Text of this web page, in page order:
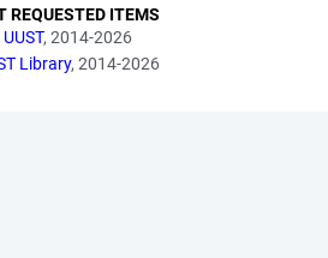
UUST, 2014-2026
Library, 2014-2026
REQUESTED ITEMS